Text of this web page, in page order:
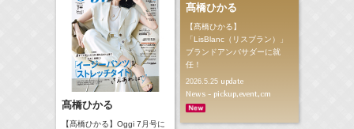
髙橋ひかる
【髙橋ひかる】
「LisBlanc（リスブラン）」
ブランドアンバサダーに就
任！
2026.5.25update
News - pickup,event,cm
髙橋ひかる
【髙橋ひかる】Oggi 7月号に